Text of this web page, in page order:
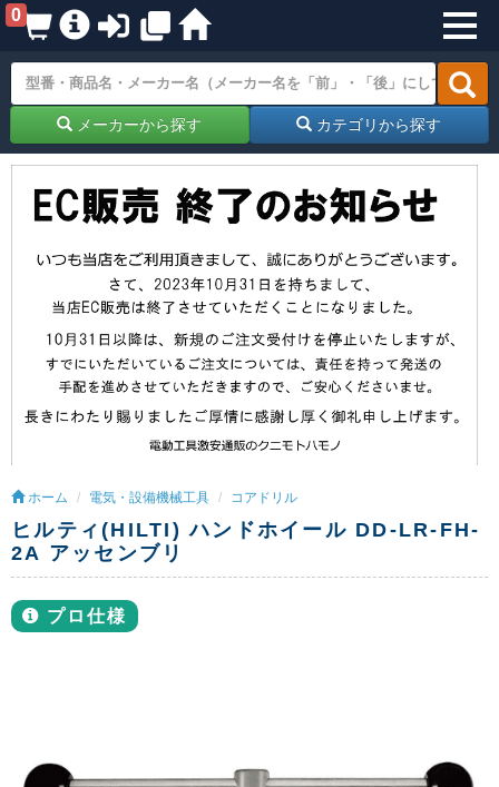
0
メーカーから探す カテゴリから探す
ホーム 電気・設備機械工具 コアドリル
ヒルティ(HILTI) ハンドホイール DD-LR-FH-
2A アッセンブリ
プロ仕様